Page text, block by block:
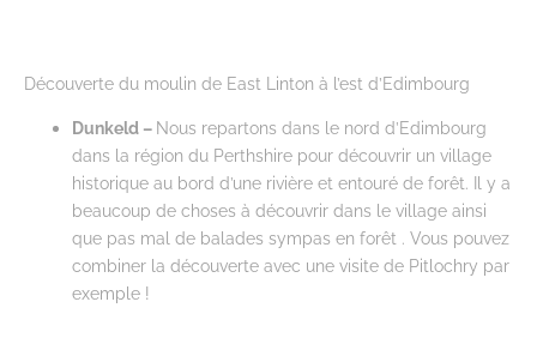
Découverte du moulin de East Linton à l’est d’Edimbourg
Dunkeld – Nous repartons dans le nord d’Edimbourg
dans la région du Perthshire pour découvrir un village
historique au bord d’une rivière et entouré de forêt. Il y a
beaucoup de choses à découvrir dans le village ainsi
que pas mal de balades sympas en forêt . Vous pouvez
combiner la découverte avec une visite de Pitlochry par
exemple !